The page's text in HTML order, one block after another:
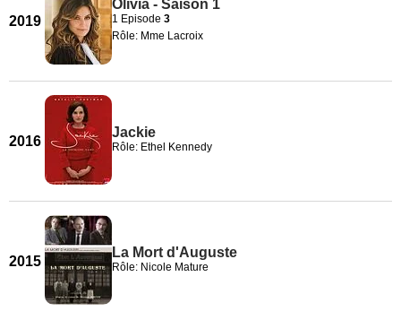
2019
Olivia - Saison 1
1 Episode 3
Rôle: Mme Lacroix
2016
Jackie
Rôle: Ethel Kennedy
2015
La Mort d'Auguste
Rôle: Nicole Mature